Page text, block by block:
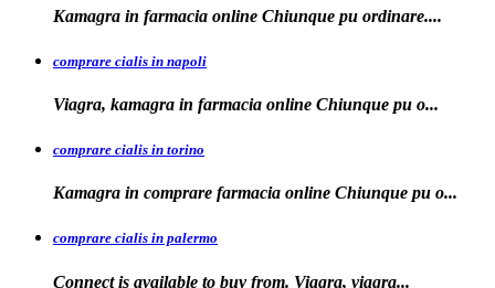
Kamagra in farmacia online Chiunque pu ordinare....
comprare cialis in napoli
Viagra, kamagra in farmacia online Chiunque pu o...
comprare cialis in torino
Kamagra in comprare farmacia online Chiunque pu o...
comprare cialis in palermo
Connect is available to buy from. Viagra, viagra...